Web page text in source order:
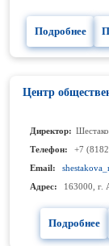
Подробнее
Центр
Директор:
Телефон:
+7
Email:
Адрес:
163000, г.
Подробнее